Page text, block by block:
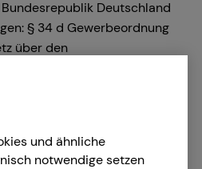
Deutschland
§ 34 d Gewerbeordnung
über den
Verordnung über die
-beratung (VersVermV),
GewO
und ähnliche
notwendige setzen